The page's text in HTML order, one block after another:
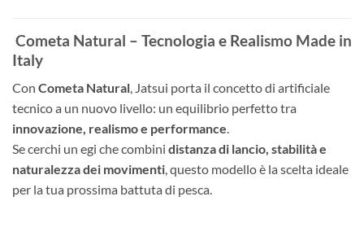
Cometa Natural – Tecnologia e Realismo Made in
Italy
Con Cometa Natural, Jatsui porta il concetto di artificiale
tecnico a un nuovo livello: un equilibrio perfetto tra
innovazione, realismo e performance.
Se cerchi un egi che combini distanza di lancio, stabilità e
naturalezza dei movimenti, questo modello è la scelta ideale
per la tua prossima battuta di pesca.